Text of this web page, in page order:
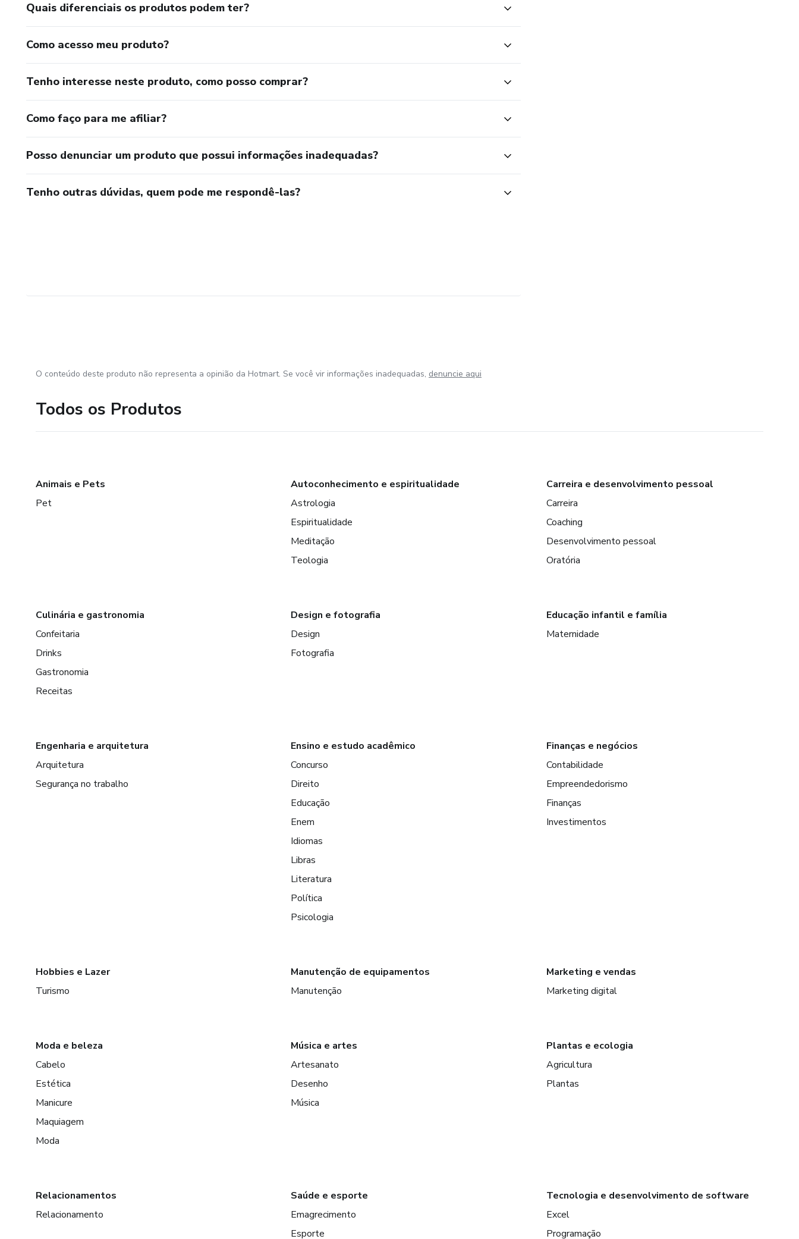
Quais diferenciais os produtos podem ter?
Como acesso meu produto?
Tenho interesse neste produto, como posso comprar?
Como faço para me afiliar?
Posso denunciar um produto que possui informações inadequadas?
Tenho outras dúvidas, quem pode me respondê-las?
O conteúdo deste produto não representa a opinião da Hotmart. Se você vir informações inadequadas, denuncie aqui
Todos os Produtos
Animais e Pets
Pet
Autoconhecimento e espiritualidade
Astrologia
Espiritualidade
Meditação
Teologia
Carreira e desenvolvimento pessoal
Carreira
Coaching
Desenvolvimento pessoal
Oratória
Culinária e gastronomia
Confeitaria
Drinks
Gastronomia
Receitas
Design e fotografia
Design
Fotografia
Educação infantil e família
Maternidade
Engenharia e arquitetura
Arquitetura
Segurança no trabalho
Ensino e estudo acadêmico
Concurso
Direito
Educação
Enem
Idiomas
Libras
Literatura
Política
Psicologia
Finanças e negócios
Contabilidade
Empreendedorismo
Finanças
Investimentos
Hobbies e Lazer
Turismo
Manutenção de equipamentos
Manutenção
Marketing e vendas
Marketing digital
Moda e beleza
Cabelo
Estética
Manicure
Maquiagem
Moda
Música e artes
Artesanato
Desenho
Música
Plantas e ecologia
Agricultura
Plantas
Relacionamentos
Relacionamento
Saúde e esporte
Emagrecimento
Esporte
Tecnologia e desenvolvimento de software
Excel
Programação